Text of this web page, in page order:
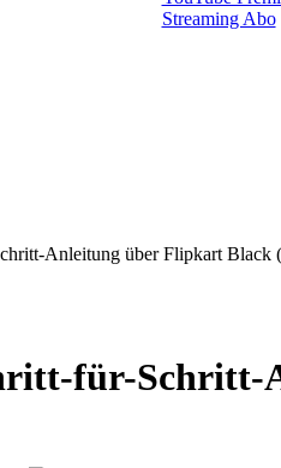
Anleitung über Flipkart Black
für-